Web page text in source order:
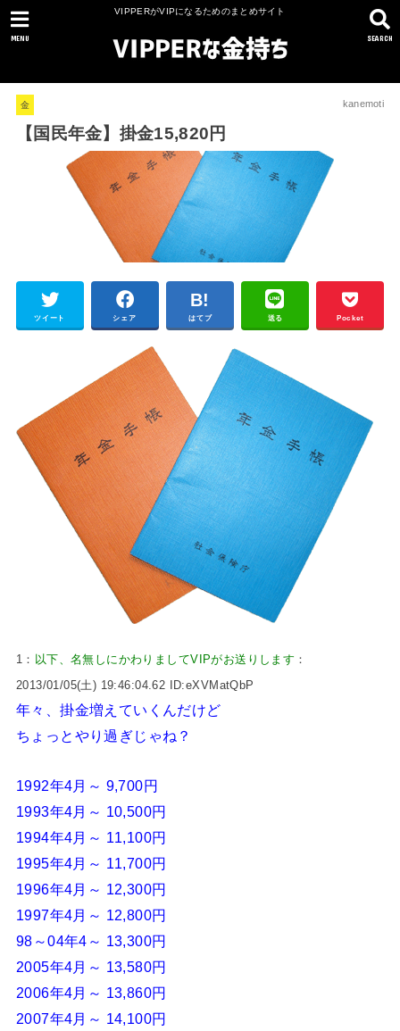
VIPPERがVIPになるためのまとめサイト
SEARCH
MENU
金 kanemoti
【国民年金】掛金15,820円
ツイート シェア はてブ 送る Pocket
1： 以下、名無しにかわりましてVIPがお送りします ：
2013/01/05(土) 19:46:04.62 ID:eXVMatQbP
年々、掛金増えていくんだけど
ちょっとやり過ぎじゃね？
1992年4月～ 9,700円
1993年4月～ 10,500円
1994年4月～ 11,100円
1995年4月～ 11,700円
1996年4月～ 12,300円
1997年4月～ 12,800円
98～04年4～ 13,300円
2005年4月～ 13,580円
2006年4月～ 13,860円
2007年4月～ 14,100円